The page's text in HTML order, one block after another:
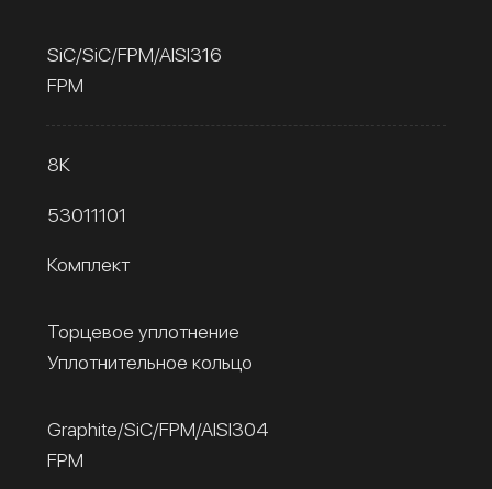
SiC/SiC/FPM/AISI316
FPM
8К
53011101
Комплект
Торцевое уплотнение
Уплотнительное кольцо
Graphite/SiC/FPM/AISI304
FPM